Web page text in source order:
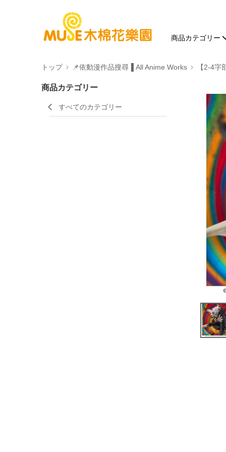
商品カテゴリー
トップ 📌依動漫作品搜尋▐ All Anime Works 【2-4字
商品カテゴリー
すべてのカテゴリー